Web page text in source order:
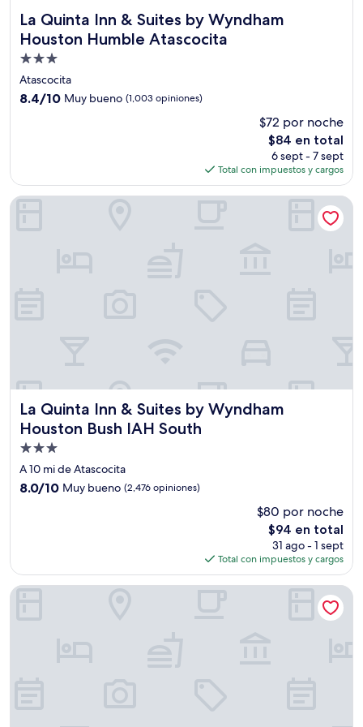
La Quinta Inn & Suites by Wyndham
Houston Humble Atascocita
La Quinta Inn & Suites by Wyndham Houston Humble
Propiedad
de
3.0
Atascocita
8.4
opiniones)
8.4/10 Muy bueno (1,003 opiniones)
$72 por noche
El
precio
actual
es
de
$84 en total
6 sept - 7 sept
Total con impuestos y cargos
La Quinta Inn & Suites by Wyndham
Houston Bush IAH South
La Quinta Inn & Suites by Wyndham Houston Bush IAH
Propiedad
de
3.0
estrellas
A 10 mi de Atascocita
8.0
opiniones)
8.0/10 Muy bueno (2,476 opiniones)
$80 por noche
El
precio
actual
es
de
$94 en total
31 ago - 1 sept
Total con impuestos y cargos
La Quinta Inn & Suites by Wyndham Houston Bush IAH
Best Western Plus Houston Atascocita Inn & Suites